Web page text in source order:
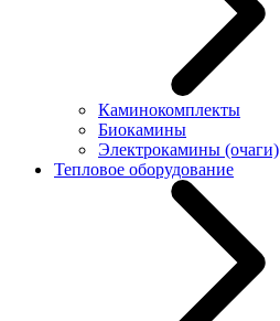
Каминокомплекты
Биокамины
Электрокамины (очаги)
Тепловое оборудование